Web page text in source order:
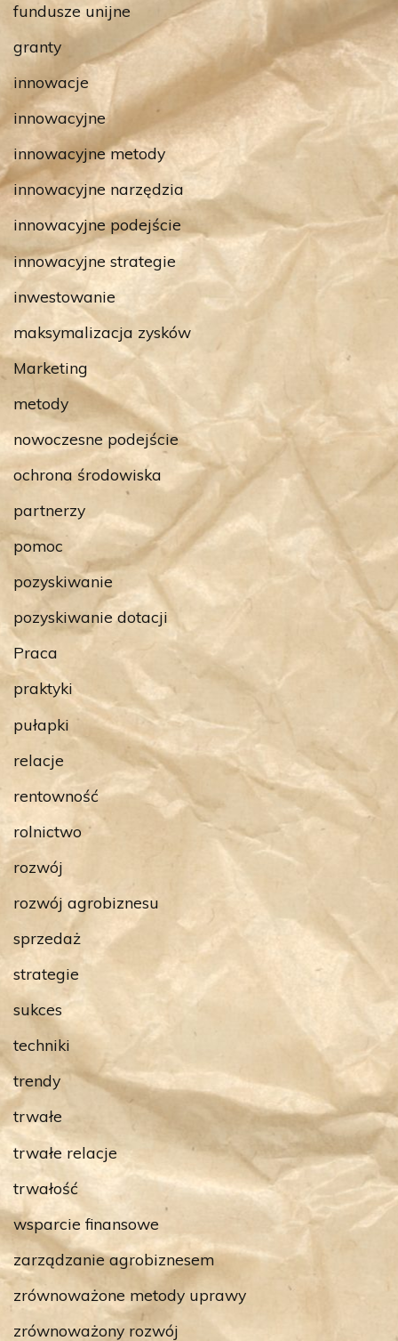
fundusze unijne
granty
innowacje
innowacyjne
innowacyjne metody
innowacyjne narzędzia
innowacyjne podejście
innowacyjne strategie
inwestowanie
maksymalizacja zysków
Marketing
metody
nowoczesne podejście
ochrona środowiska
partnerzy
pomoc
pozyskiwanie
pozyskiwanie dotacji
Praca
praktyki
pułapki
relacje
rentowność
rolnictwo
rozwój
rozwój agrobiznesu
sprzedaż
strategie
sukces
techniki
trendy
trwałe
trwałe relacje
trwałość
wsparcie finansowe
zarządzanie agrobiznesem
zrównoważone metody uprawy
zrównoważony rozwój